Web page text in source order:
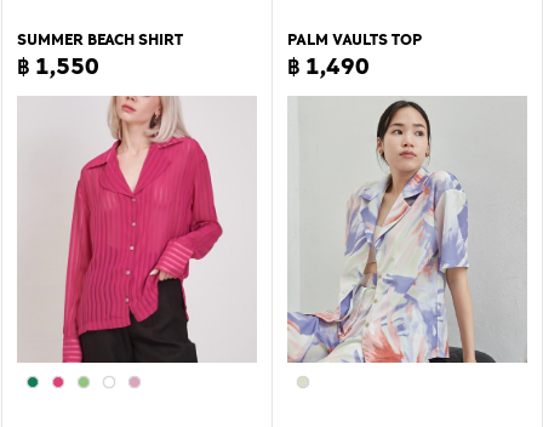
SUMMER BEACH SHIRT
฿ 1,550
PALM VAULTS TOP
฿ 1,490